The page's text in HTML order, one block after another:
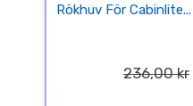
Rökhuv För Cabinlite...
236,00 kr